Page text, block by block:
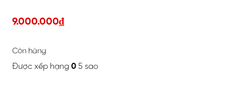
9.000.000₫
Còn hàng
Được xếp hạng 0 5 sao